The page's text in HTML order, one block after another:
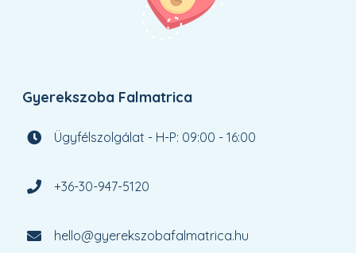
Gyerekszoba Falmatrica
Ügyfélszolgálat - H-P: 09:00 - 16:00
+36-30-947-5120
hello@gyerekszobafalmatrica.hu